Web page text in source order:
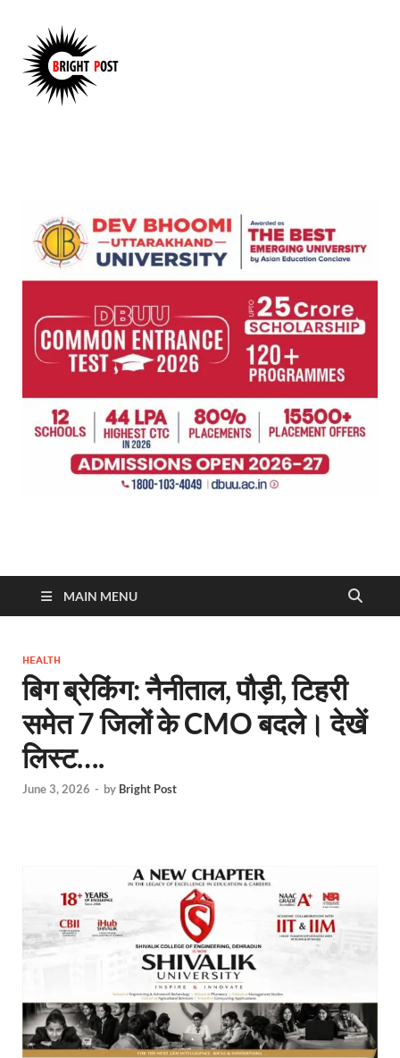
MAIN MENU
HEALTH
बिग ब्रेकिंग: नैनीताल, पौड़ी, टिहरी
समेत 7 जिलों के CMO बदले। देखें
लिस्ट….
June 3, 2026 - by Bright Post